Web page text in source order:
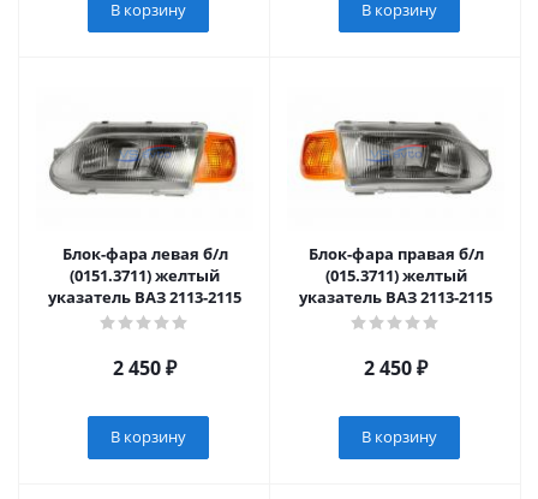
В корзину В корзину
Блок-фара левая б/л
(0151.3711) желтый
указатель ВАЗ 2113-2115
2 450₽
В корзину
Блок-фара правая б/л
(015.3711) желтый
указатель ВАЗ 2113-2115
2 450₽
В корзину